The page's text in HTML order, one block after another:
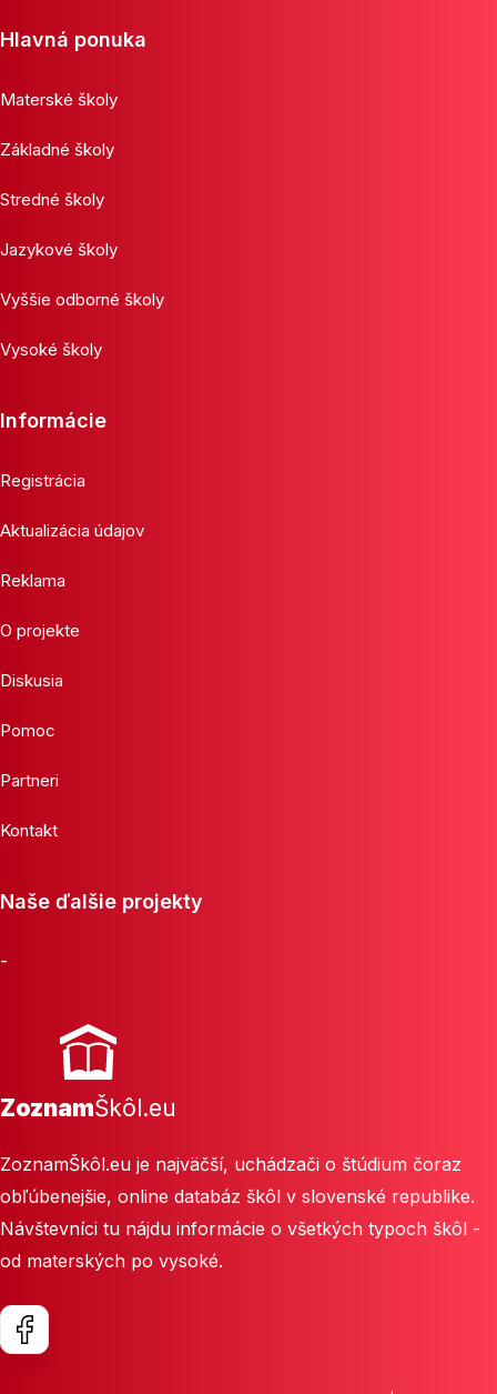
Hlavná ponuka
Materské školy
Základné školy
Stredné školy
Jazykové školy
Vyššie odborné školy
Vysoké školy
Informácie
Registrácia
Aktualizácia údajov
Reklama
O projekte
Diskusia
Pomoc
Partneri
Kontakt
Naše ďalšie projekty
-
ZoznamŠkôl.eu
ZoznamŠkôl.eu je najväčší, uchádzači o štúdium čoraz
obľúbenejšie, online databáz škôl v slovenské republike.
Návštevníci tu nájdu informácie o všetkých typoch škôl -
od materských po vysoké.